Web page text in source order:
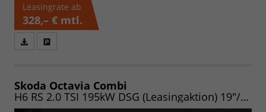
Leasingrate ab
328,– € mtl.
speichern/drucken
Skoda Octavia Combi
H6 RS 2.0 TSI 195kW DSG (Leasingaktion) 19"/NAV/MATRIX/PANO/AHK/EASY/HEADUP/CANTON/ASSIST/WINTER/360/UVM.